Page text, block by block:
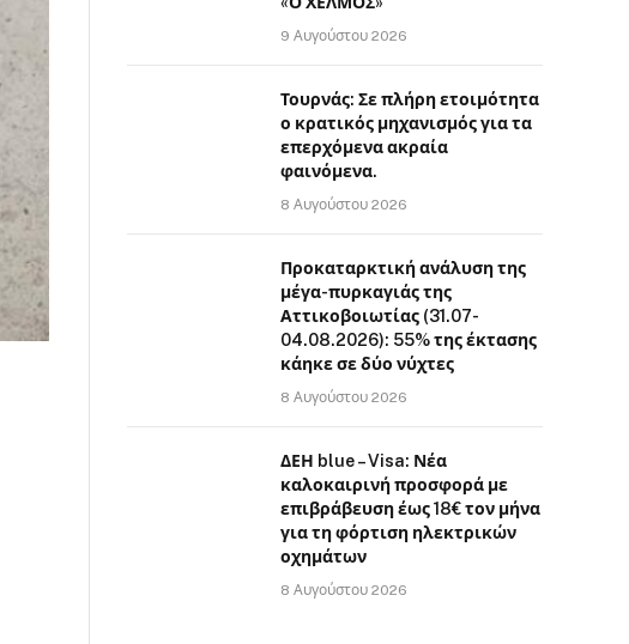
9 Αυγούστου 2026
Τουρνάς: Σε πλήρη ετοιμότητα
ο κρατικός μηχανισμός για τα
επερχόμενα ακραία
φαινόμενα.
8 Αυγούστου 2026
Προκαταρκτική ανάλυση της
μέγα-πυρκαγιάς της
Αττικοβοιωτίας (31.07-
04.08.2026): 55% της έκτασης
κάηκε σε δύο νύχτες
8 Αυγούστου 2026
ΔΕΗ blue – Visa: Νέα
καλοκαιρινή προσφορά με
επιβράβευση έως 18€ τον μήνα
για τη φόρτιση ηλεκτρικών
οχημάτων
8 Αυγούστου 2026